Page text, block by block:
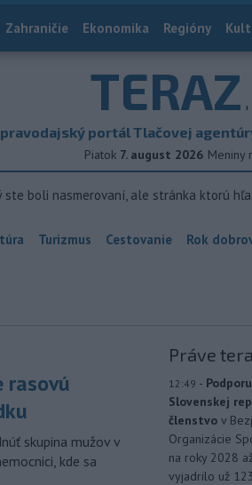
Zahraničie Ekonomika Regióny
TERAZ
portál Tlačovej
Piatok 7. august 2026 Meniny
ste boli nasmerovaní, ale stránka ktorú
Turizmus Cestovanie Rok
rasovú
skupina mužov v
kde sa
Práve
12:49 -
Slovenskej
členstvo v
Organizácie
na roky 2028
vyjadrilo už